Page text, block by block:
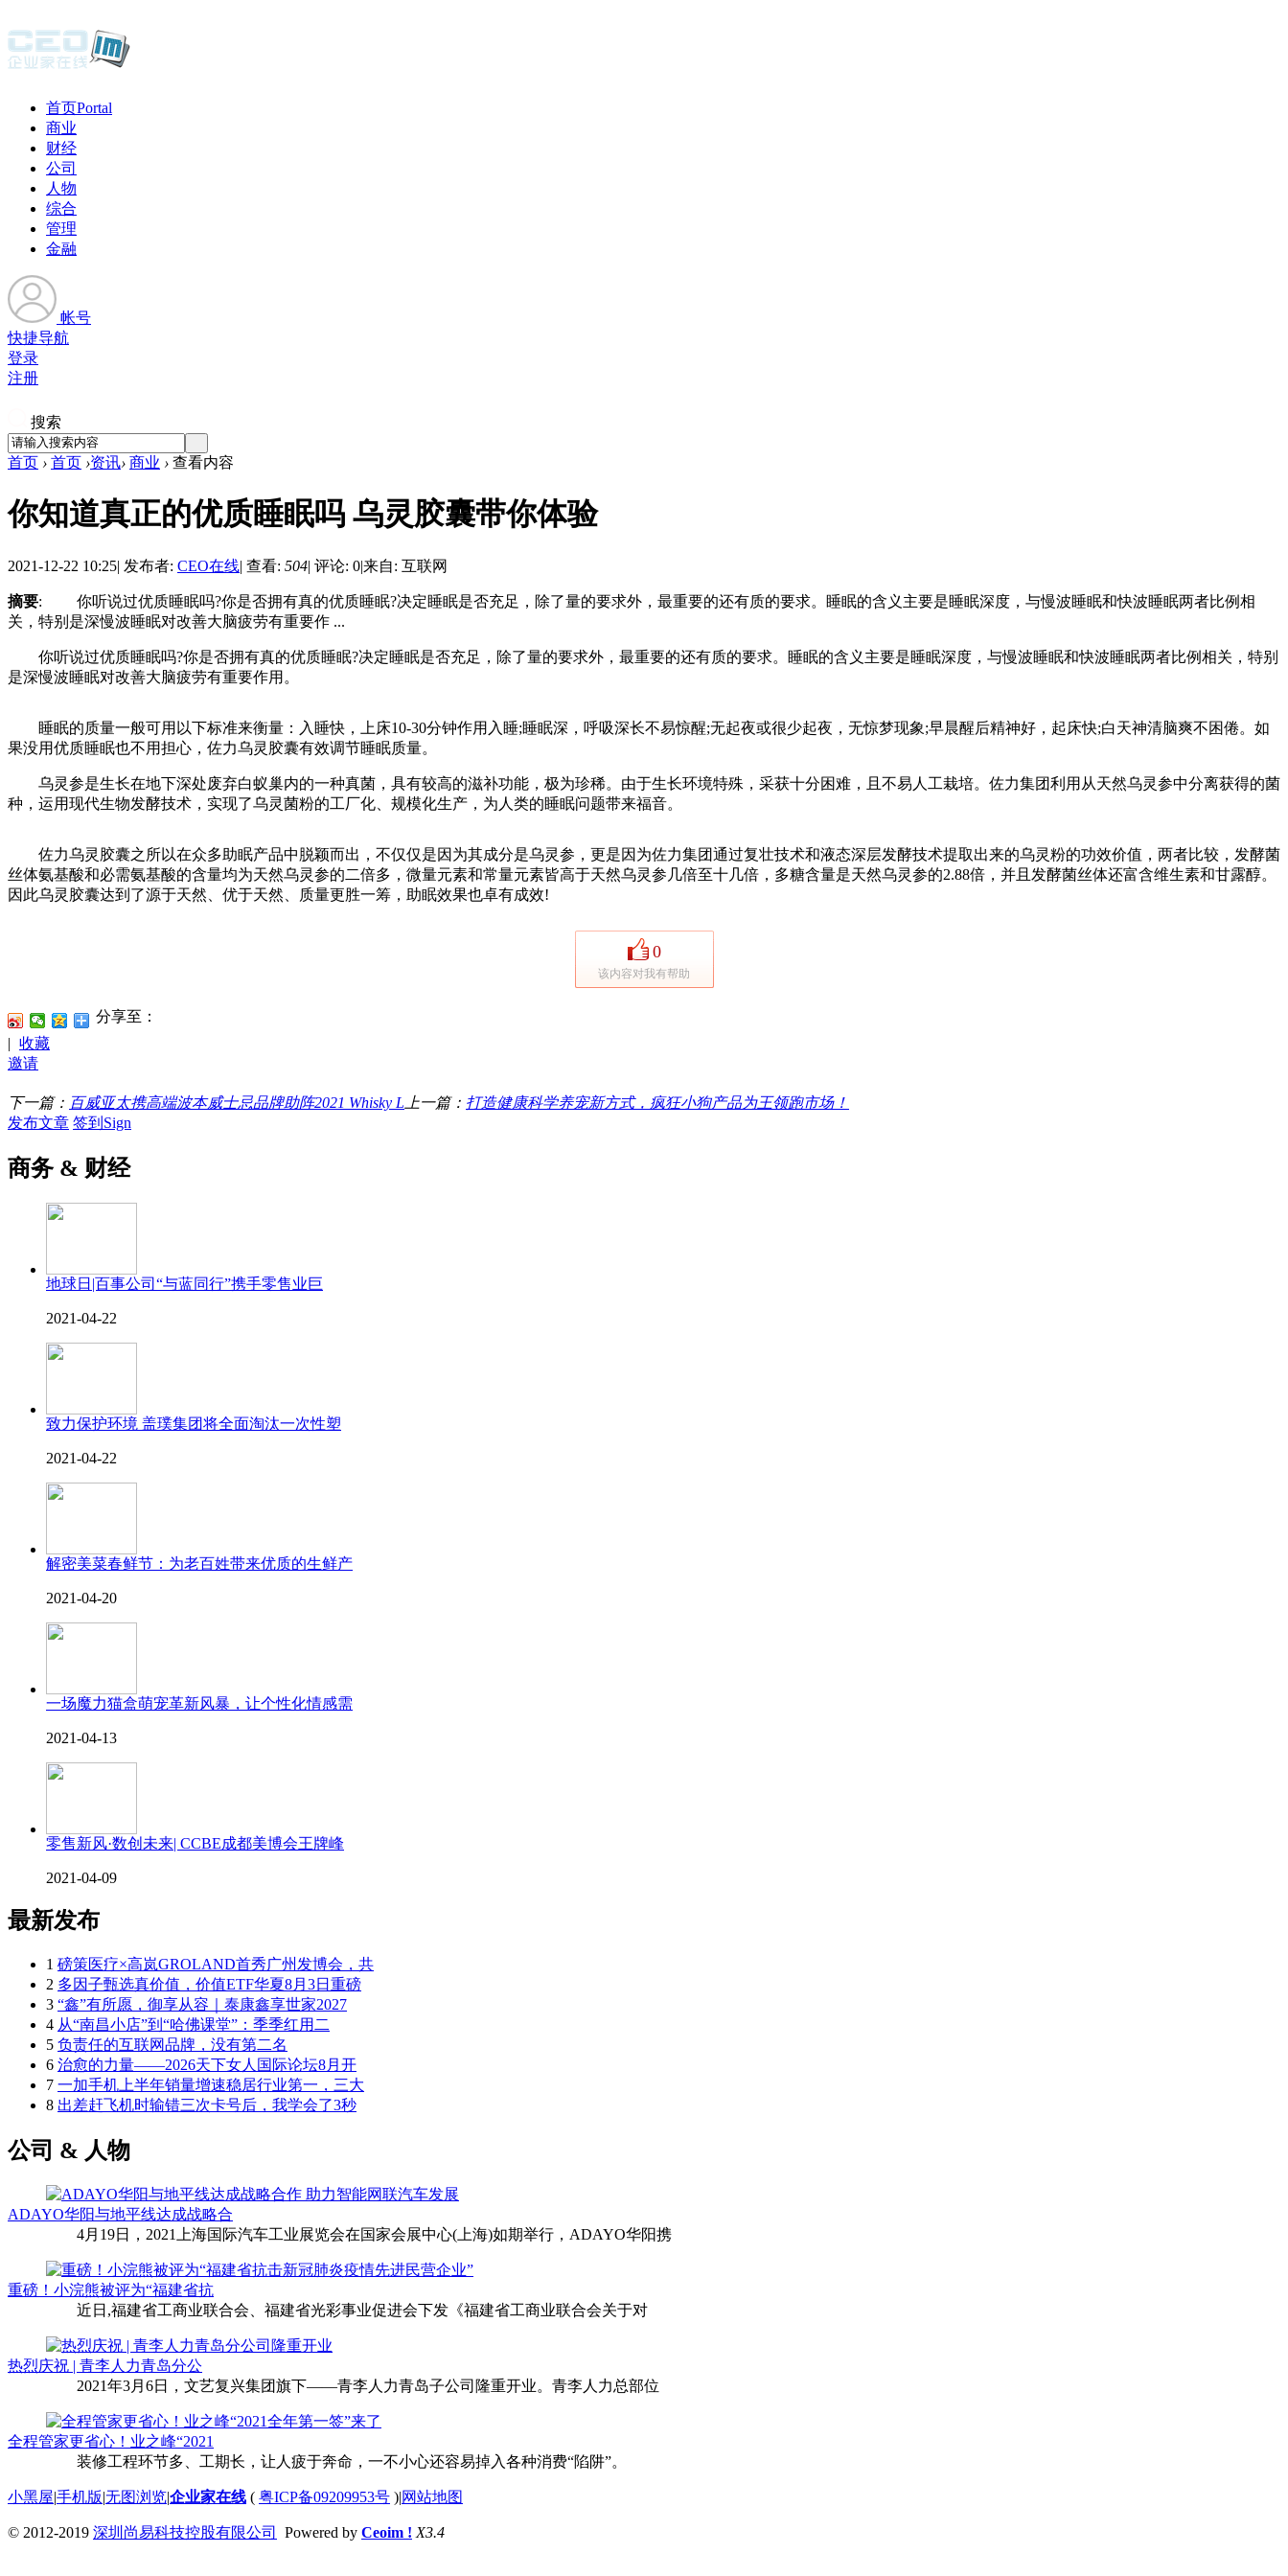
首页Portal
商业
财经
公司
人物
综合
管理
金融
帐号
快捷导航
登录
注册
搜索
首页 › 首页 ›资讯› 商业 › 查看内容
你知道真正的优质睡眠吗 乌灵胶囊带你体验
2021-12-22 10:25| 发布者: CEO在线| 查看: 504| 评论: 0|来自: 互联网
摘要: 你听说过优质睡眠吗?你是否拥有真的优质睡眠?决定睡眠是否充足，除了量的要求外，最重要的还有质的要求。睡眠的含义主要是睡眠深度，与慢波睡眠和快波睡眠两者比例相
关，特别是深慢波睡眠对改善大脑疲劳有重要作 ...
你听说过优质睡眠吗?你是否拥有真的优质睡眠?决定睡眠是否充足，除了量的要求外，最重要的还有质的要求。睡眠的含义主要是睡眠深度，与慢波睡眠和快波睡眠两者比例相关，特别
是深慢波睡眠对改善大脑疲劳有重要作用。
睡眠的质量一般可用以下标准来衡量：入睡快，上床10-30分钟作用入睡;睡眠深，呼吸深长不易惊醒;无起夜或很少起夜，无惊梦现象;早晨醒后精神好，起床快;白天神清脑爽不困倦。如
果没用优质睡眠也不用担心，佐力乌灵胶囊有效调节睡眠质量。
乌灵参是生长在地下深处废弃白蚁巢内的一种真菌，具有较高的滋补功能，极为珍稀。由于生长环境特殊，采获十分困难，且不易人工栽培。佐力集团利用从天然乌灵参中分离获得的菌
种，运用现代生物发酵技术，实现了乌灵菌粉的工厂化、规模化生产，为人类的睡眠问题带来福音。
佐力乌灵胶囊之所以在众多助眠产品中脱颖而出，不仅仅是因为其成分是乌灵参，更是因为佐力集团通过复壮技术和液态深层发酵技术提取出来的乌灵粉的功效价值，两者比较，发酵菌
丝体氨基酸和必需氨基酸的含量均为天然乌灵参的二倍多，微量元素和常量元素皆高于天然乌灵参几倍至十几倍，多糖含量是天然乌灵参的2.88倍，并且发酵菌丝体还富含维生素和甘露醇。
因此乌灵胶囊达到了源于天然、优于天然、质量更胜一筹，助眠效果也卓有成效!
0
该内容对我有帮助
分享至：
| 收藏
邀请
下一篇： 百威亚太携高端波本威士忌品牌助阵2021 Whisky L 上一篇： 打造健康科学养宠新方式，疯狂小狗产品为王领跑市场！
发布文章 签到Sign
商务 & 财经
地球日|百事公司“与蓝同行”携手零售业巨
2021-04-22
致力保护环境 盖璞集团将全面淘汰一次性塑
2021-04-22
解密美菜春鲜节：为老百姓带来优质的生鲜产
2021-04-20
一场魔力猫盒萌宠革新风暴，让个性化情感需
2021-04-13
零售新风·数创未来| CCBE成都美博会王牌峰
2021-04-09
最新发布
1 磅策医疗×高岚GROLAND首秀广州发博会，共
2 多因子甄选真价值，价值ETF华夏8月3日重磅
3 “鑫”有所愿，御享从容｜泰康鑫享世家2027
4 从“南昌小店”到“哈佛课堂”：季季红用二
5 负责任的互联网品牌，没有第二名
6 治愈的力量——2026天下女人国际论坛8月开
7 一加手机上半年销量增速稳居行业第一，三大
8 出差赶飞机时输错三次卡号后，我学会了3秒
公司 & 人物
ADAYO华阳与地平线达成战略合
4月19日，2021上海国际汽车工业展览会在国家会展中心(上海)如期举行，ADAYO华阳携
重磅！小浣熊被评为“福建省抗
近日,福建省工商业联合会、福建省光彩事业促进会下发《福建省工商业联合会关于对
热烈庆祝 | 青李人力青岛分公
2021年3月6日，文艺复兴集团旗下——青李人力青岛子公司隆重开业。青李人力总部位
全程管家更省心！业之峰“2021
装修工程环节多、工期长，让人疲于奔命，一不小心还容易掉入各种消费“陷阱”。
小黑屋|手机版|无图浏览|企业家在线 ( 粤ICP备09209953号 )|网站地图
© 2012-2019 深圳尚易科技控股有限公司 Powered by Ceoim ! X3.4